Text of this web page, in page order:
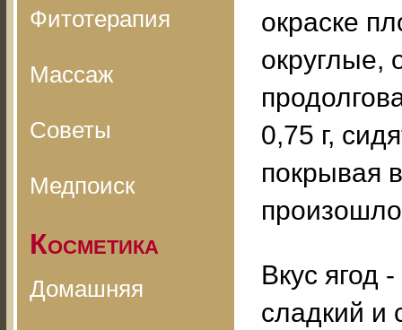
Фитотерапия
Массаж
Советы
Медпоиск
Косметика
Домашняя
окраске
округлые,
0,75 г,
покрывая
Вкус ягод
сладкий и